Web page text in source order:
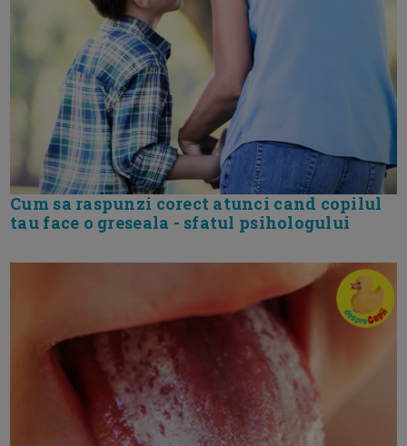
Cum sa raspunzi corect atunci cand copilul
tau face o greseala - sfatul psihologului